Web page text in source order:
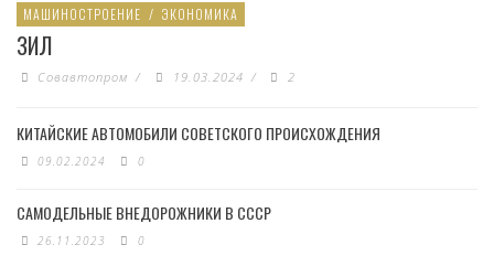
МАШИНОСТРОЕНИЕ / ЭКОНОМИКА
ЗИЛ
Совавтопром / 19.03.2024 / 2
КИТАЙСКИЕ АВТОМОБИЛИ СОВЕТСКОГО ПРОИСХОЖДЕНИЯ
09.02.2024 0
САМОДЕЛЬНЫЕ ВНЕДОРОЖНИКИ В СССР
26.11.2023 0